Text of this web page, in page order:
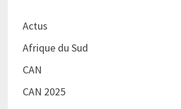
Actus
Afrique du Sud
CAN
CAN 2025